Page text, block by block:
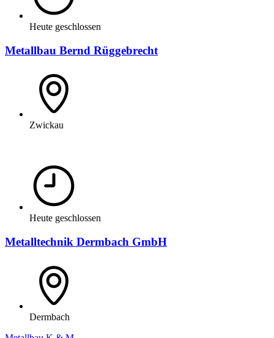
Heute geschlossen
Metallbau Bernd Rüggebrecht
Zwickau
Heute geschlossen
Metalltechnik Dermbach GmbH
Dermbach